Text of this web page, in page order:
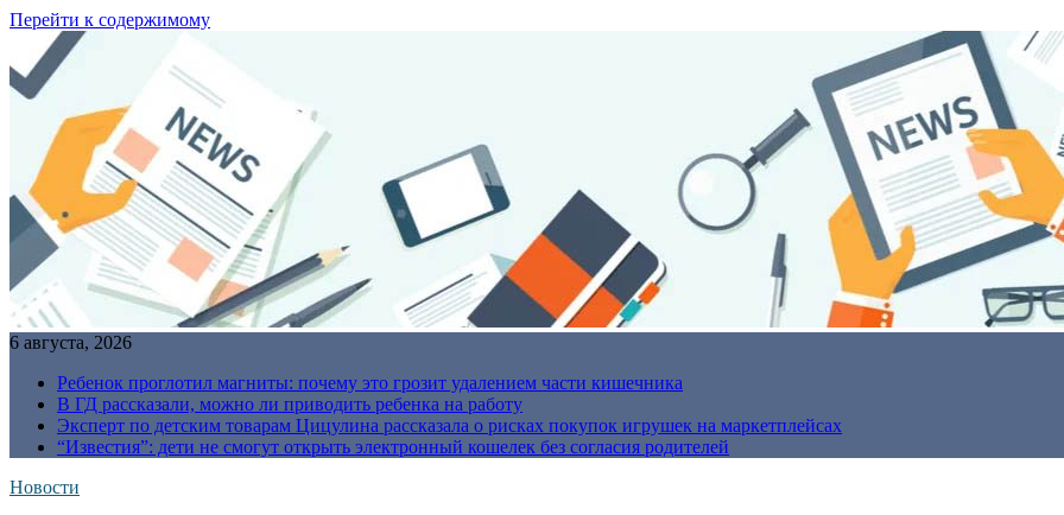
Перейти к содержимому
6 августа, 2026
Ребенок проглотил магниты: почему это грозит удалением части кишечника
В ГД рассказали, можно ли приводить ребенка на работу
Эксперт по детским товарам Цицулина рассказала о рисках покупок игрушек на маркетплейсах
“Известия”: дети не смогут открыть электронный кошелек без согласия родителей
Новости